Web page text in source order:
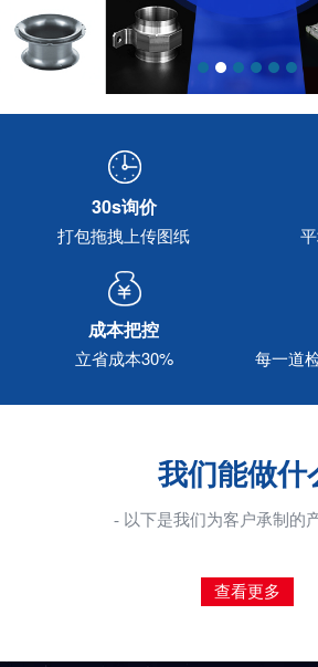
30s询价
打包拖拽上传图纸
成本把控
立省成本30% 每一道
我们能做什
- 以下是我们为客户承制的
查看更多